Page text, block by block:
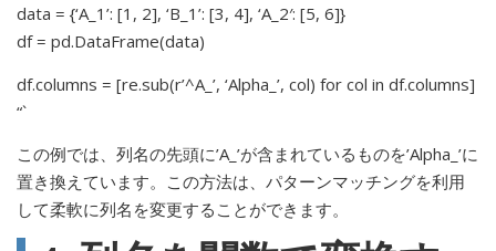
data = {‘A_1’: [1, 2], ‘B_1’: [3, 4], ‘A_2′: [5, 6]}
df = pd.DataFrame(data)
df.columns = [re.sub(r’^A_’, ‘Alpha_’, col) for col in df.columns]
“`
この例では、列名の先頭に’A_’が含まれているものを’Alpha_’に
置き換えています。この方法は、パターンマッチングを利用
して柔軟に列名を変更することができます。